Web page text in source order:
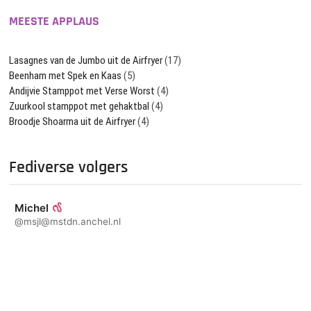
MEESTE APPLAUS
Lasagnes van de Jumbo uit de Airfryer(17)
Beenham met Spek en Kaas (5)
Andijvie Stamppot met Verse Worst (4)
Zuurkool stamppot met gehaktbal (4)
Broodje Shoarma uit de Airfryer(4)
Fediverse volgers
Michel
@msjl@mstdn.anchel.nl